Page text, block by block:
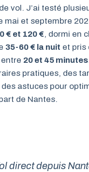
vol. J’ai testé
mai et septembre
€ et 120 €, dormi en
35-60 € la nuit et pris
20 et 45 minutes
pratiques, des
astuces pour
de Nantes.
direct depuis